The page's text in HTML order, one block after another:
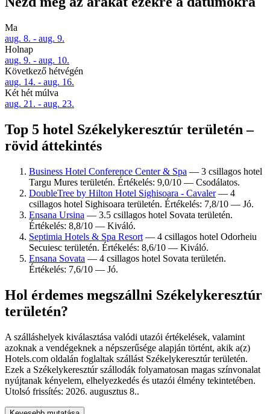
Ma
aug. 8. - aug. 9.
Holnap
aug. 9. - aug. 10.
Következő hétvégén
aug. 14. - aug. 16.
Két hét múlva
aug. 21. - aug. 23.
Top 5 hotel Székelykeresztúr területén –
rövid áttekintés
Business Hotel Conference Center & Spa — 3 csillagos hotel
Targu Mures területén. Értékelés: 9,0/10 — Csodálatos.
DoubleTree by Hilton Hotel Sighisoara - Cavaler— 4
csillagos hotel Sighisoara területén. Értékelés: 7,8/10 — Jó.
Ensana Ursina — 3.5 csillagos hotel Sovata területén.
Értékelés: 8,8/10 — Kiváló.
Septimia Hotels & Spa Resort — 4 csillagos hotel Odorheiu
Secuiesc területén. Értékelés: 8,6/10 — Kiváló.
Ensana Sovata — 4 csillagos hotel Sovata területén.
Értékelés: 7,6/10 — Jó.
Hol érdemes megszállni Székelykeresztúr
területén?
A szálláshelyek kiválasztása valódi utazói értékelések, valamint
azoknak a vendégeknek a népszerűsége alapján történt, akik a(z)
Hotels.com oldalán foglaltak szállást Székelykeresztúr területén.
Ezek a Székelykeresztúr szállodák folyamatosan magas színvonalat
nyújtanak kényelem, elhelyezkedés és utazói élmény tekintetében.
Utolsó frissítés: 2026. augusztus 8..